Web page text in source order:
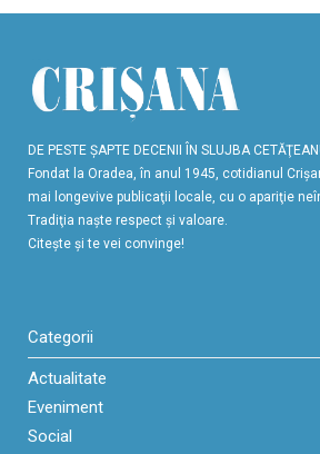
DE PESTE ŞAPTE DECENII ÎN SLUJBA
Fondat la Oradea, în anul 1945, cotidianul
mai longevive publicaţii locale, cu o apariţie
Tradiţia naşte respect şi valoare.
Citeşte şi te vei convinge!
Categorii
Actualitate
Eveniment
Social